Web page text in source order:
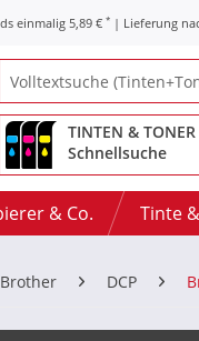
einmalig 5,89 € * | Lieferung
TINTEN & TONER
Schnellsuche
& Co. Tinte
Brother DCP